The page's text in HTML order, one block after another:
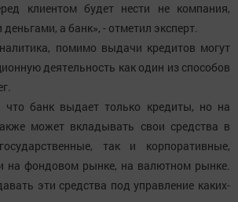
клиентом будет нести не компания,
а банк», - отметил эксперт.
помимо выдачи кредитов могут
деятельность как один из способов
банк выдает только кредиты, но на
может вкладывать свои средства в
так и корпоративные,
на фондовом рынке, на валютном рынке.
эти средства под управление каких-